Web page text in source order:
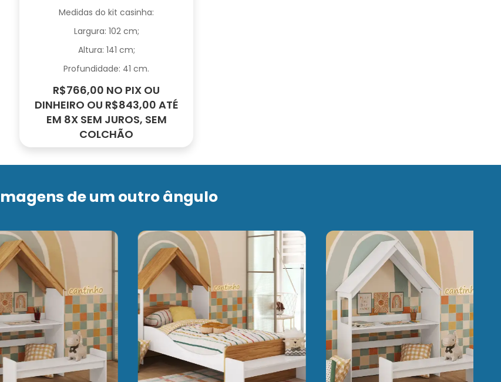
Medidas do kit casinha:
Largura: 102 cm;
Altura: 141 cm;
Profundidade: 41 cm.
R$766,00 NO PIX OU
DINHEIRO OU R$843,00 ATÉ
EM 8X SEM JUROS, SEM
COLCHÃO
de um outro ângulo